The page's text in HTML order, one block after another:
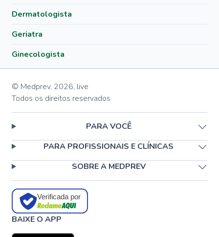
Dermatologista
Geriatra
Ginecologista
© Medprev, 2026, live
Todos os direitos reservados
PARA VOCÊ
PARA PROFISSIONAIS E CLÍNICAS
SOBRE A MEDPREV
Verificada por
BAIXE O APP